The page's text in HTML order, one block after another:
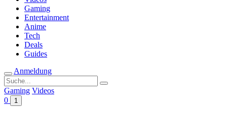
Gaming
Entertainment
Anime
Tech
Deals
Guides
Anmeldung
Suche
nach:
Gaming Videos
0
1